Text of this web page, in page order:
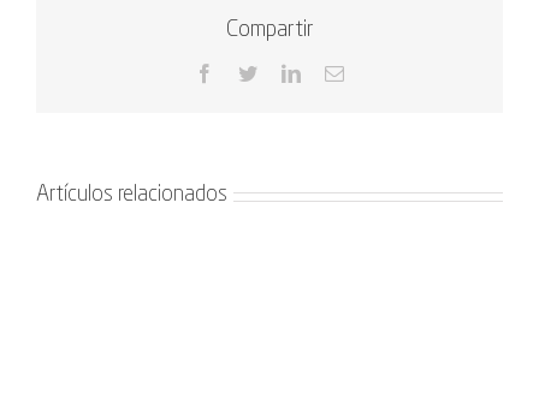
Compartir
Facebook
TwitterLinkedInCorreo
Artículos relacionados